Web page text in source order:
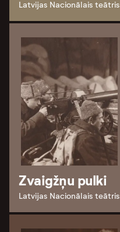
Latvijas Nacionālais teātris
Zvaigžņu pulki
Latvijas Nacionālais teātris